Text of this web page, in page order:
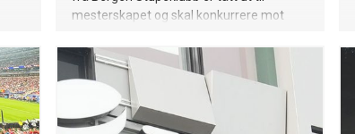
mesterskapet og skal konkurrere mot
avsluttes torsdag 6. august.